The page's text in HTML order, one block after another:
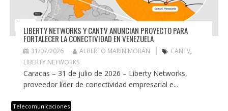
LIBERTY NETWORKS Y CANTV ANUNCIAN PROYECTO PARA
FORTALECER LA CONECTIVIDAD EN VENEZUELA
31/07/2026 ALBERTO MARÍN MORÁN CANTV,
LIBERTY NETWORKS
Caracas – 31 de julio de 2026 – Liberty Networks,
proveedor líder de conectividad empresarial e...
Telecomunicaciones